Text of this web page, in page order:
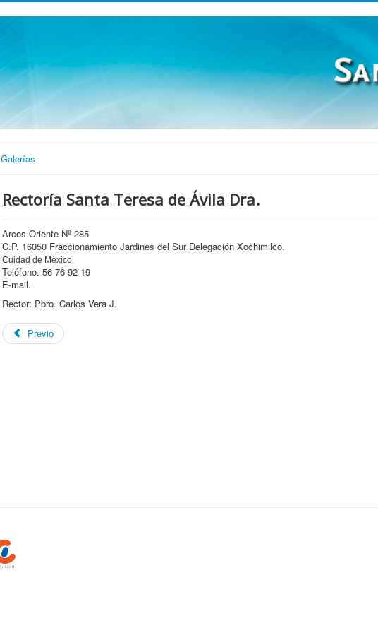
Galerías
Rectoría Santa Teresa de Ávila Dra.
Arcos Oriente Nº 285
C.P. 16050 Fraccionamiento Jardines del Sur Delegación Xochimilco.
Cuidad de México.
Teléfono. 56-76-92-19
E-mail.
Rector: Pbro. Carlos Vera J.
Previo